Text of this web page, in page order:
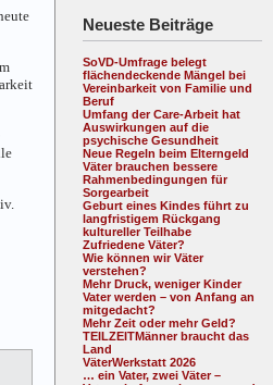
Neueste Beiträge
SoVD-Umfrage belegt
flächendeckende Mängel bei
Vereinbarkeit von Familie und
Beruf
Umfang der Care-Arbeit hat
Auswirkungen auf die
psychische Gesundheit
Neue Regeln beim Elterngeld
Väter brauchen bessere
Rahmenbedingungen für
Sorgearbeit
Geburt eines Kindes führt zu
langfristigem Rückgang
kultureller Teilhabe
Zufriedene Väter?
Wie können wir Väter
verstehen?
Mehr Druck, weniger Kinder
Vater werden – von Anfang an
mitgedacht?
Mehr Zeit oder mehr Geld?
TEILZEITMänner braucht das
Land
VäterWerkstatt 2026
… ein Vater, zwei Väter –